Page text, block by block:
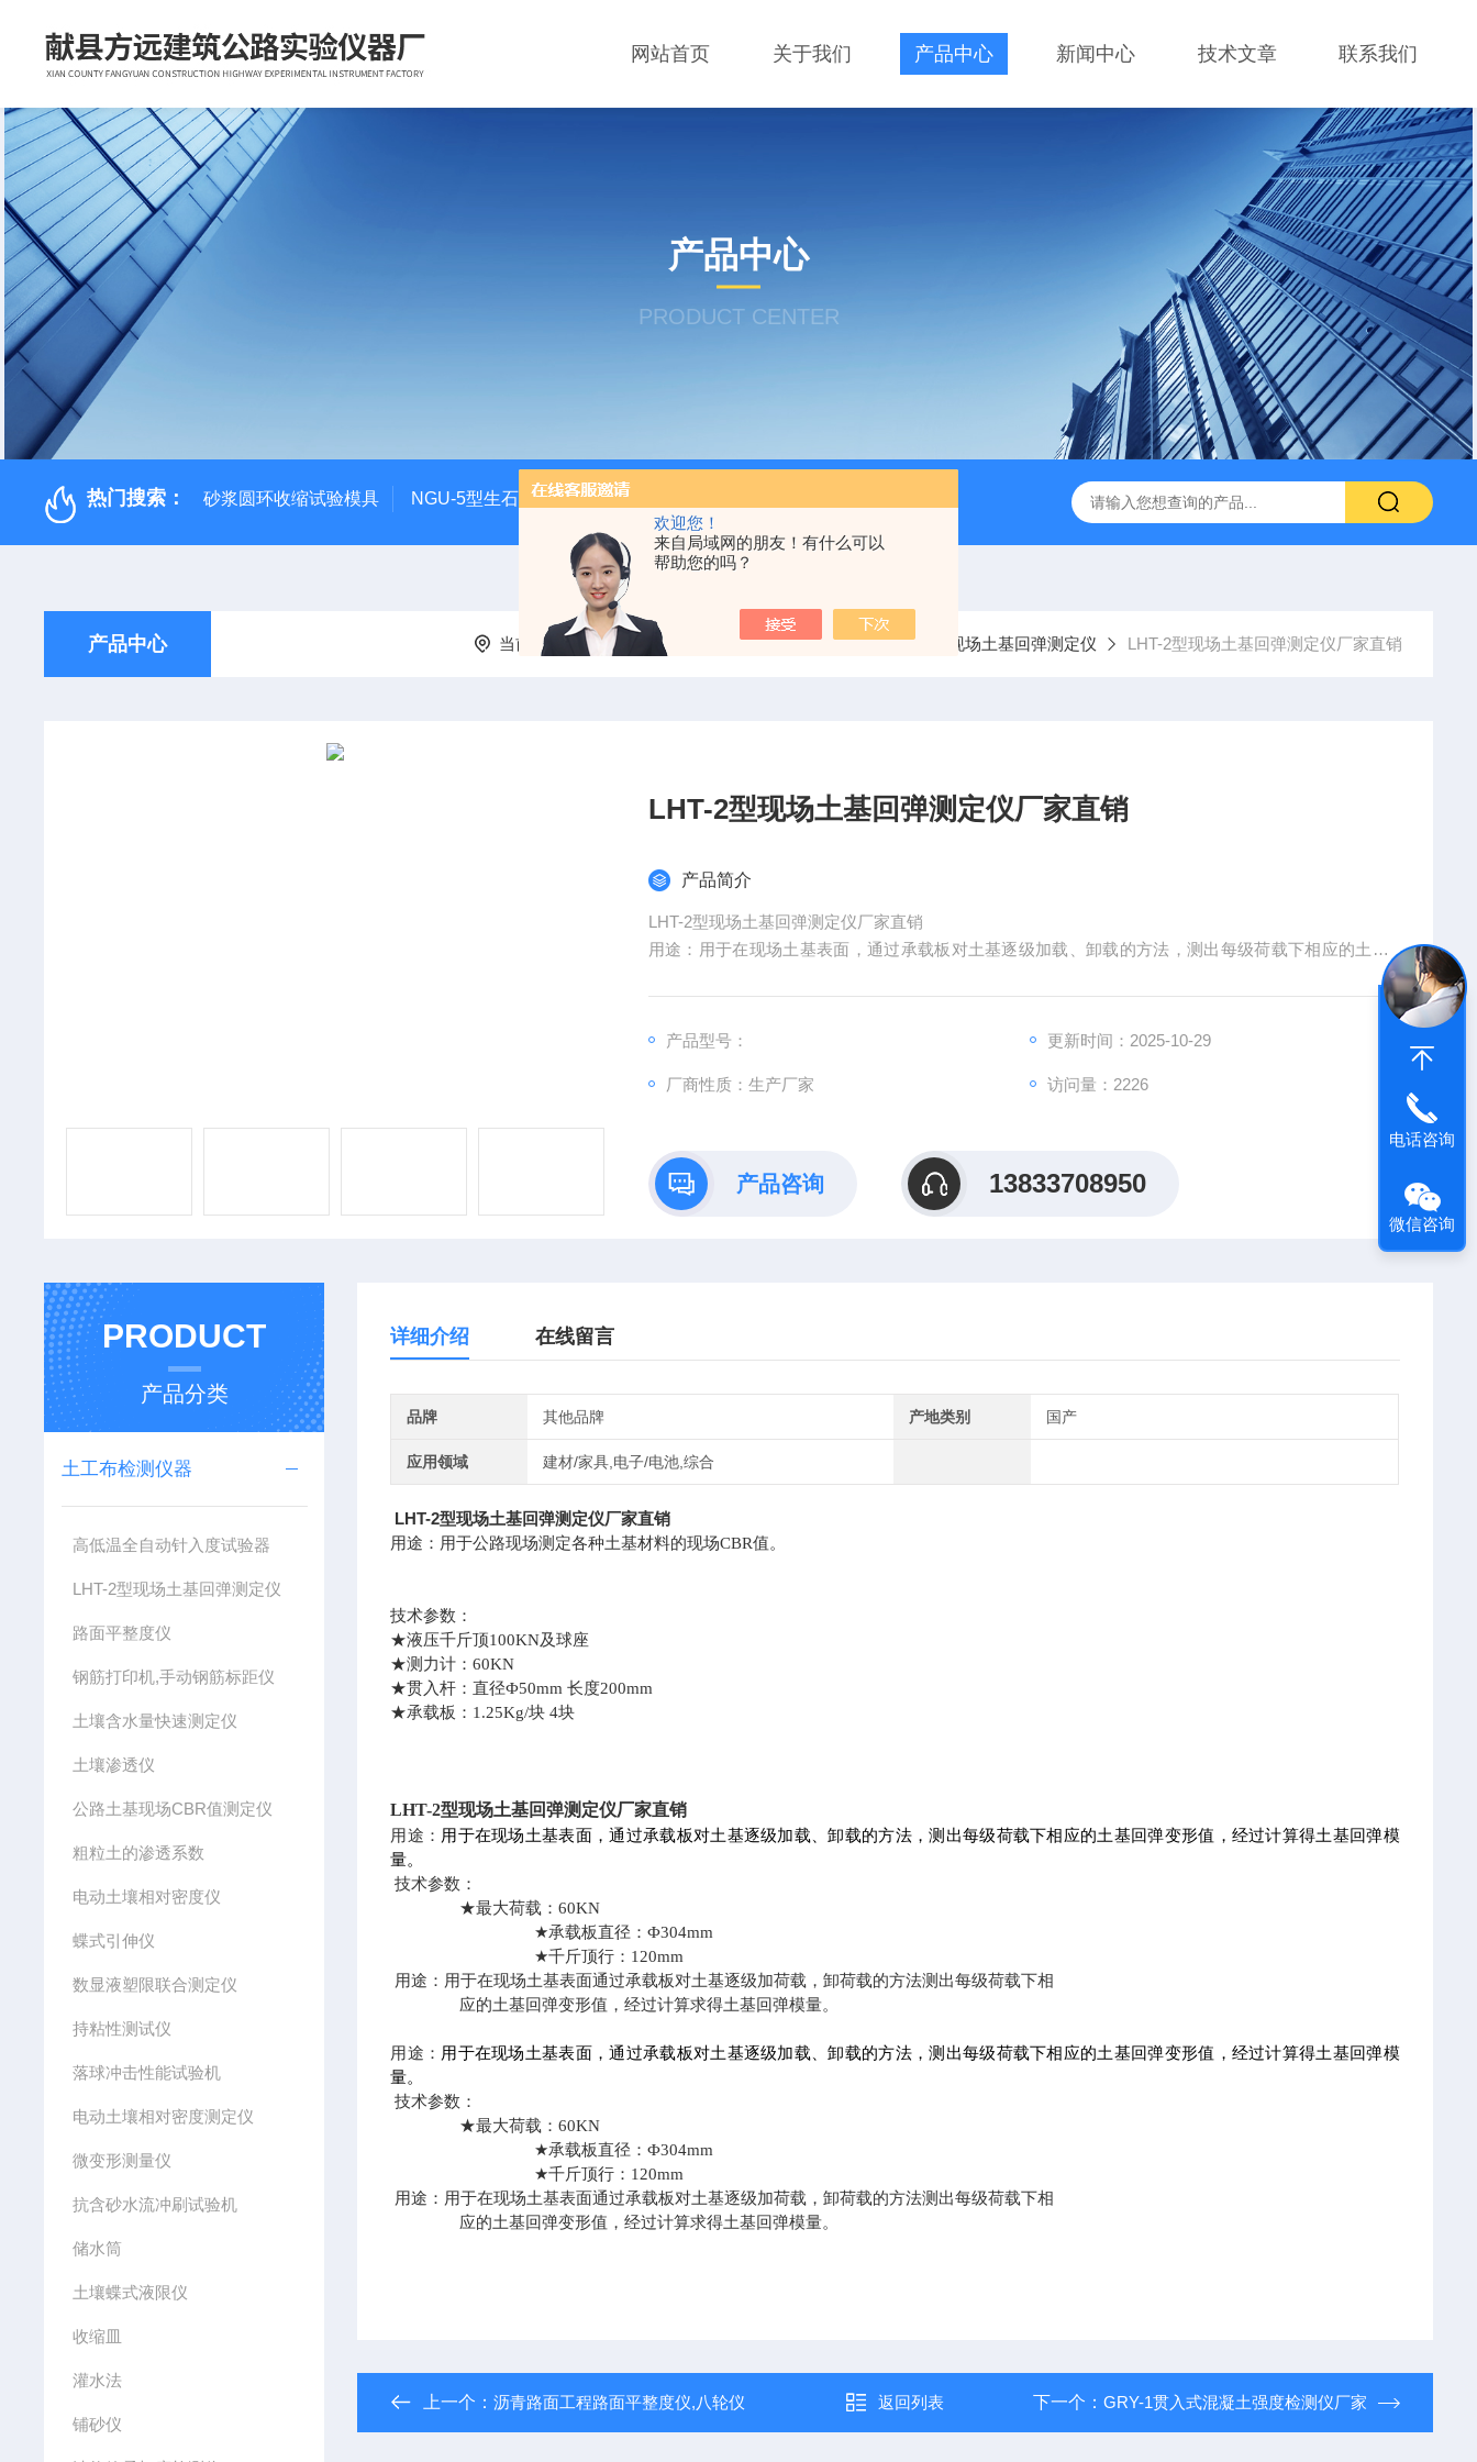
欢迎您！
来自局域网的朋友！有什么可以
帮助您的吗？
网站首页 关于我们 产品中心 新闻中心 技术文章 联系我们
产品中心
PRODUCT CENTER
热门搜索： 砂浆圆环收缩试验模具 NGU-5型生石灰消化器（保温带盖消化器） *GB/T 50080-2016标准普通混凝土泌水率试验容量筒试验方法 生石灰浆渣测定仪
产品中心 当前位置： 首页 产品中心 土工布检测仪器 LHT-2型现场土基回弹测定仪 LHT-2型现场土基回弹测定仪厂家直销
LHT-2型现场土基回弹测定仪厂家直销
产品简介
LHT-2型现场土基回弹测定仪厂家直销
用途：用于在现场土基表面，通过承载板对土基逐级加载、卸载的方法，测出每级荷载下相应的土基
产品型号： 更新时间：2025-10-29
厂商性质：生产厂家 访问量：2226
产品咨询 13833708950
PRODUCT
产品分类
土工布检测仪器
高低温全自动针入度试验器
LHT-2型现场土基回弹测定仪
路面平整度仪
钢筋打印机,手动钢筋标距仪
土壤含水量快速测定仪
土壤渗透仪
公路土基现场CBR值测定仪
粗粒土的渗透系数
电动土壤相对密度仪
蝶式引伸仪
数显液塑限联合测定仪
持粘性测试仪
落球冲击性能试验机
电动土壤相对密度测定仪
微变形测量仪
抗含砂水流冲刷试验机
储水筒
土壤蝶式液限仪
收缩皿
灌水法
铺砂仪
详细介绍 在线留言
品牌 其他品牌 产地类别 国产
应用领域 建材/家具,电子/电池,综合
LHT-2型现场土基回弹测定仪厂家直销
用途：用于公路现场测定各种土基材料的现场CBR值。
技术参数：
★液压千斤顶100KN及球座
★测力计：60KN
★贯入杆：直径Ф50mm长度200mm
★承载板：1.25Kg/块 4块
LHT-2型现场土基回弹测定仪厂家直销
用途： 用于在现场土基表面，通过承载板对土基逐级加载、卸载的方法，测出每级荷载下相应的土基回弹变形值，经过计算得土基回弹模
量。
技术参数：
★最大荷载：60KN
★承载板直径：Ф304mm
★千斤顶行：120mm
用途： 用于在现场土基表面通过承载板对土基逐级加荷载，卸荷载的方法测出每级荷载下相
应的土基回弹变形值，经过计算求得土基回弹模量。
用途： 用于在现场土基表面，通过承载板对土基逐级加载、卸载的方法，测出每级荷载下相应的土基回弹变形值，经过计算得土基回弹模
量。
技术参数：
★最大荷载：60KN
★承载板直径：Ф304mm
★千斤顶行：120mm
用途： 用于在现场土基表面通过承载板对土基逐级加荷载，卸荷载的方法测出每级荷载下相
应的土基回弹变形值，经过计算求得土基回弹模量。
上一个：沥青路面工程路面平整度仪,八轮仪 返回列表 下一个： GRY-1贯入式混凝土强度检测仪厂家
电话咨询
微信咨询